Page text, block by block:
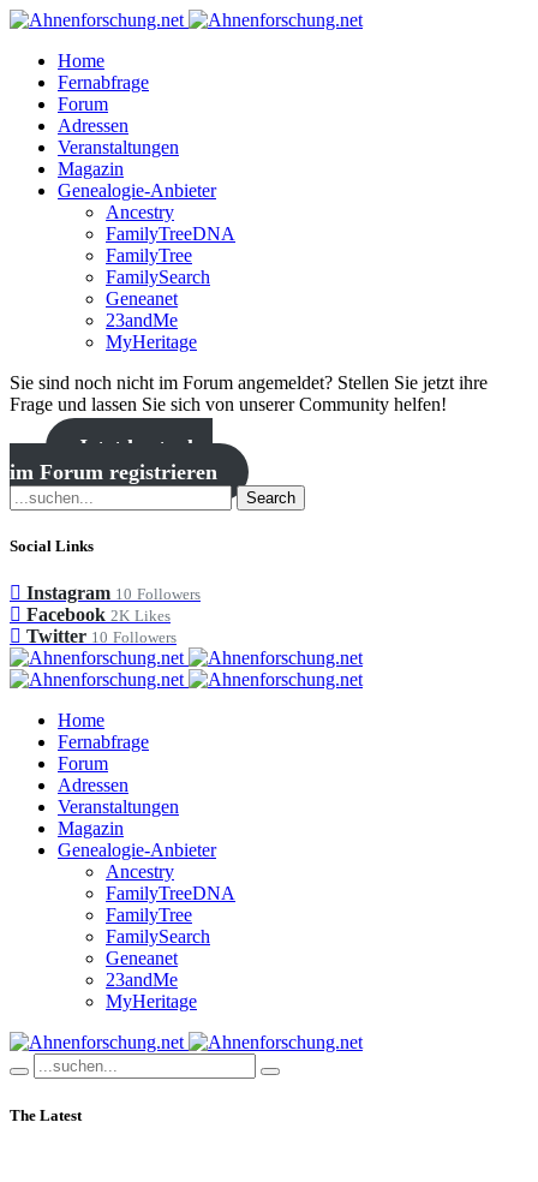
Home
Fernabfrage
Forum
Adressen
Veranstaltungen
Magazin
Genealogie-Anbieter
Ancestry
FamilyTreeDNA
FamilyTree
FamilySearch
Geneanet
23andMe
MyHeritage
Sie sind noch nicht im Forum angemeldet? Stellen Sie jetzt ihre
Frage und lassen Sie sich von unserer Community helfen!
Jetzt kostenlos
im Forum registrieren
Search
Social Links
Instagram 10 Followers
Facebook 2K Likes
Twitter 10 Followers
Home
Fernabfrage
Forum
Adressen
Veranstaltungen
Magazin
Genealogie-Anbieter
Ancestry
FamilyTreeDNA
FamilyTree
FamilySearch
Geneanet
23andMe
MyHeritage
The Latest